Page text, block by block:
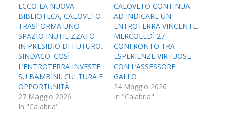
ECCO LA NUOVA
BIBLIOTECA, CALOVETO
TRASFORMA UNO
SPAZIO INUTILIZZATO
IN PRESIDIO DI FUTURO.
SINDACO: COSÌ
L’ENTROTERRA INVESTE
SU BAMBINI, CULTURA E
OPPORTUNITÀ
27 Maggio 2026
In "Calabria"
CALOVETO CONTINUA
AD INDICARE UN
ENTROTERRA VINCENTE.
MERCOLEDÌ 27
CONFRONTO TRA
ESPERIENZE VIRTUOSE
CON L’ASSESSORE
GALLO
24 Maggio 2026
In "Calabria"